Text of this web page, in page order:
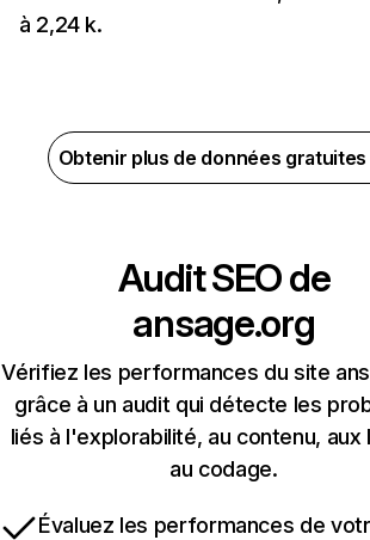
à 2,24 k.
Obtenir plus de données
Audit SEO de
ansage.org
Vérifiez les performances du site
grâce à un audit qui détecte les
liés à l'explorabilité, au contenu, aux
au codage.
Évaluez les performances de